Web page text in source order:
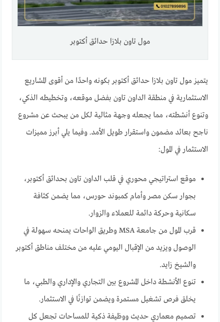
مول تاون بلازا حدائق أكتوبر
يتميز مول تاون بلازا حدائق أكتوبر بكونه واحدًا من أقوى المشاريع
الاستثمارية في منطقة الداون تاون بفضل موقعه، وتخطيطه الذكي،
وتنوع أنشطته، مما يجعله وجهة مثالية لكل من يبحث عن مشروع
ناجح بعائد مضمون واستقرار طويل الأمد. وفيما يلي أبرز مميزات
الاستثمار في المول:
موقع استراتيجي محوري في قلب الداون تاون بحدائق أكتوبر،
بجوار سكن مصر وأمام كمبوند حورس، مما يضمن كثافة
سكانية وحركة دائمة للعملاء والزوار.
قرب المول من جامعة MSA وطريق الواحات يمنحه سهولة في
الوصول ويزيد من الإقبال اليومي عليه من مختلف مناطق أكتوبر
والشيخ زايد.
تنوع الأنشطة داخل المشروع بين التجاري والإداري والطبي، ما
يخلق فرص تشغيل مستمرة ويضمن توازنًا في الاستثمار.
تصميم معماري حديث ووظيفة ذكية للمساحات تجعل كل